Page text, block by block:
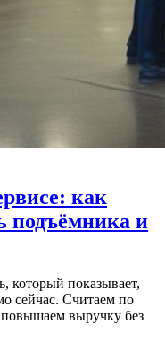
как
подъёмника и
который показывает,
сейчас. Считаем по
выручку без